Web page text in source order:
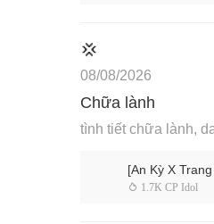
💢
08/08/2026
Chữa lành
tình tiết chữa lành,
[An Kỳ X
 1.7K CP Idol